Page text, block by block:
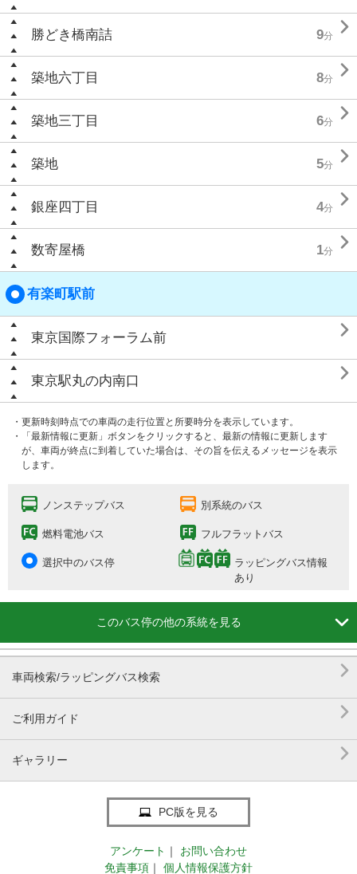
勝どき橋南詰 9分 
築地六丁目 8分 
築地三丁目 6分 
築地 5分 
銀座四丁目 4分 
数寄屋橋 1分 
有楽町駅前
東京国際フォーラム前 
東京駅丸の内南口 
・更新時刻時点での車両の走行位置と所要時分を表示しています。
・「最新情報に更新」ボタンをクリックすると、最新の情報に更新します
が、車両が終点に到着していた場合は、その旨を伝えるメッセージを表示
します。
ノンステップバス 別系統のバス
燃料電池バス フルフラットバス
選択中のバス停
ラッピングバス情報
あり
このバス停の他の系統を見る 
車両検索/ラッピングバス検索 
ご利用ガイド 
ギャラリー 
PC版を見る
アンケート ｜
お問い合わせ
免責事項 ｜ 個人情報保護方針